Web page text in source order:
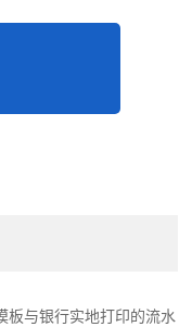
板与银行实地打印的流水